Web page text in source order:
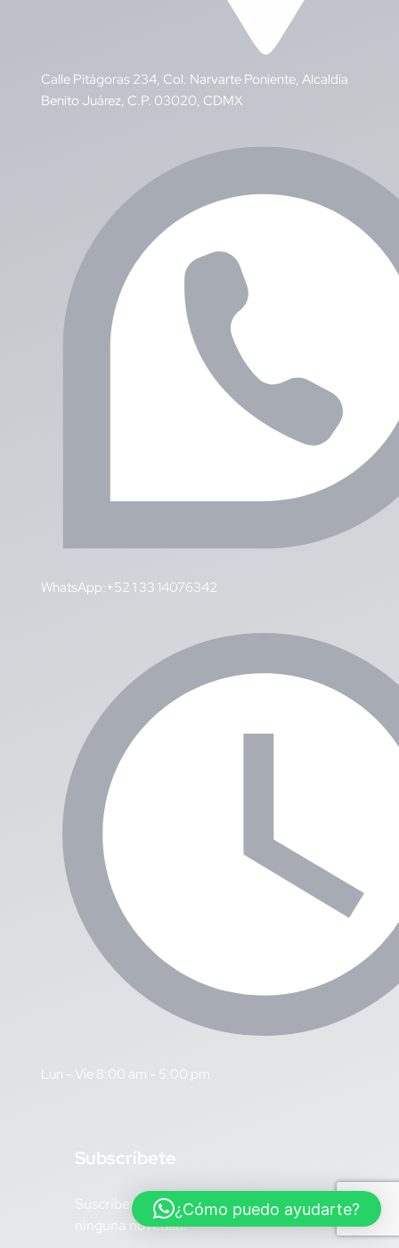
Calle Pitágoras 234, Col. Narvarte Poniente, Alcaldía
Benito Juárez, C.P. 03020, CDMX
WhatsApp:+52 1 33 14076342
Lun - Vie 8:00 am - 5:00 pm
Subscríbete
Suscríbete para no perderte de
ninguna novedad.
¿Cómo puedo ayudarte?